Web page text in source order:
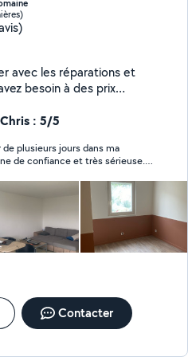
avec les réparations et
besoin à des prix
et
d'ordinateurs) Petits travaux
lustres et de lampes,
etc) Plomberie
du robinet, etc)
autre tâche
d'aide.
: 5/5
plusieurs jours dans ma
Contacter